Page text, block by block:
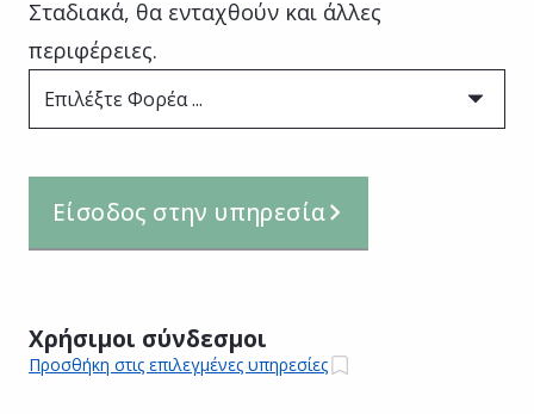
Σταδιακά, θα ενταχθούν και άλλες
περιφέρειες.
Επιλέξτε Φορέα ...
Είσοδος στην υπηρεσία
Χρήσιμοι σύνδεσμοι
Προσθήκη στις επιλεγμένες υπηρεσίες